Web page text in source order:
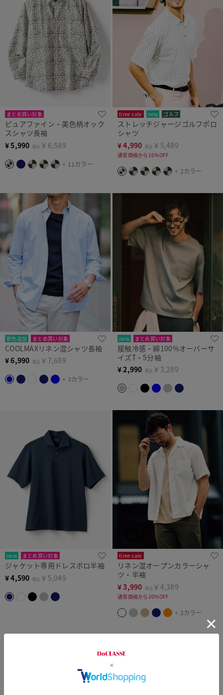
まとめ買い対象
ピュアファイン・美色柄オック
スシャツ長袖
¥5,990 税込 ￥6,589
+ 11カラー
time sale new ゴルフ
ストレッチジャージゴルフポロ
シャツ
¥4,990 税込 ￥5,489
通常価格から16%OFF
+ 2カラー
新色追加 まとめ買い対象
COOLMAXリネン混シャツ長袖
¥6,990 税込 ￥7,689
+ 3カラー
new まとめ買い対象
接触冷感・綿100%オーバーサ
イズT・5分袖
¥2,990 税込 ￥3,289
new まとめ買い対象
ジャケット専用ドレスポロ半袖
¥4,590 税込 ￥5,049
time sale
リネン混オープンカラーシャ
ツ・半袖
¥3,990 税込 ￥4,389
通常価格から20%OFF
+ 2カラー